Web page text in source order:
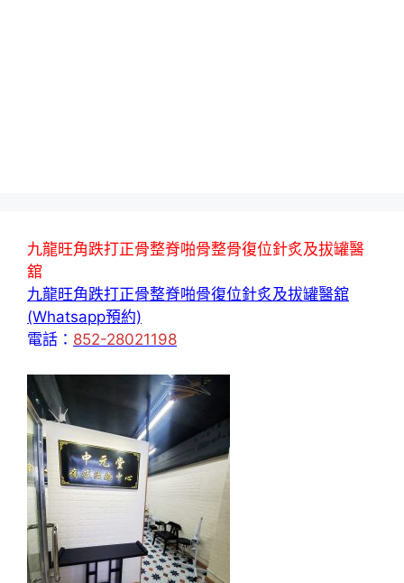
九龍旺角跌打正骨整脊啪骨整骨復位針炙及拔罐醫
舘
九龍旺角跌打正骨整脊啪骨復位針炙及拔罐醫舘
(Whatsapp預約)
電話： 852-28021198